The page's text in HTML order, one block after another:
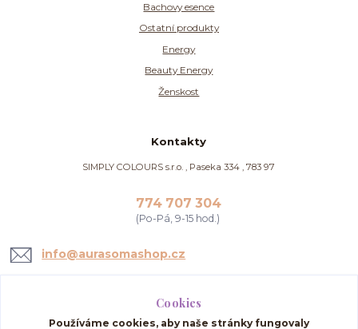
Bachovy esence
Ostatní produkty
Energy
Beauty Energy
Ženskost
Kontakty
SIMPLY COLOURS s.r.o. , Paseka 334 , 783 97
774 707 304
(Po-Pá, 9-15 hod.)
info@aurasomashop.cz
Cookies
Používáme cookies, aby naše stránky fungovaly